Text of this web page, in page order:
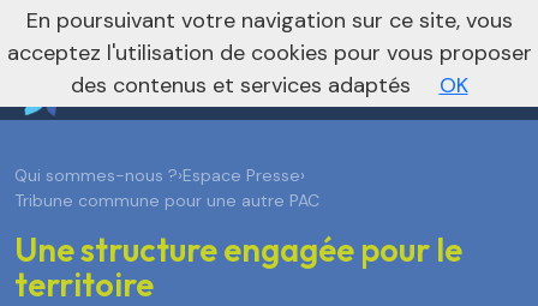
Vers le site régional Vers le site national
Qui sommes-nous ?›Espace Presse›
Tribune commune pour une autre PAC
Une structure engagée pour le
territoire
En poursuivant votre navigation sur ce site, vous
acceptez l'utilisation de cookies pour vous proposer
des contenus et services adaptés
OK